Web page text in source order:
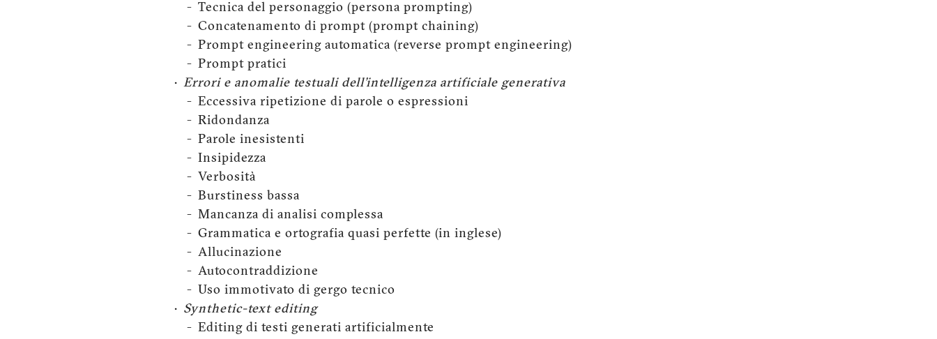
- Tecnica del personaggio (persona prompting)
- Concatenamento di prompt (prompt chaining)
- Prompt engineering automatica (reverse prompt engineering)
- Prompt pratici
• Errori e anomalie testuali dell’intelligenza artificiale generativa
- Eccessiva ripetizione di parole o espressioni
- Ridondanza
- Parole inesistenti
- Insipidezza
- Verbosità
- Burstiness bassa
- Mancanza di analisi complessa
- Grammatica e ortografia quasi perfette (in inglese)
- Allucinazione
- Autocontraddizione
- Uso immotivato di gergo tecnico
• Synthetic-text editing
- Editing di testi generati artificialmente